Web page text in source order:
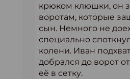
крюком клюшки, он
воротам, которые
сын. Немного не
специально
колени. Иван
добрался до ворот
её в сетку.